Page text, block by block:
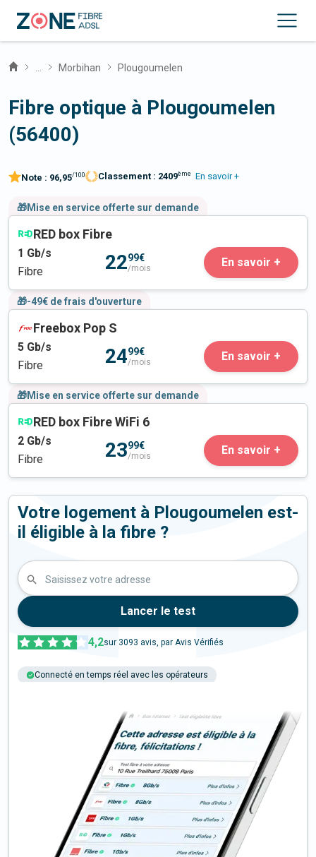
Morbihan Plougoumelen
Fibre optique à Plougoumelen
(56400)
Note : 96,95/100 Classement : 2409ème En savoir +
🎁Mise en service offerte sur demande
RED box Fibre
1 Gb/s
Fibre
2299€
/mois En savoir +
🎁-49€ de frais d'ouverture
Freebox Pop S
5 Gb/s
Fibre
2499€
/mois En savoir +
🎁Mise en service offerte sur demande
RED box Fibre WiFi 6
2 Gb/s
Fibre
2399€
/mois En savoir +
Votre logement à Plougoumelen est-
il éligible à la fibre ?
Saisissez votre adresse
Lancer le test
4,2sur 3093 avis, par Avis Vérifiés
Connecté en temps réel avec les opérateurs